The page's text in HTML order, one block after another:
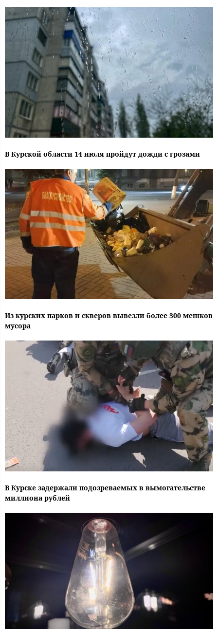
В Курской области 14 июля пройдут дожди с грозами
Из курских парков и скверов вывезли более 300 мешков
мусора
В Курске задержали подозреваемых в вымогательстве
миллиона рублей